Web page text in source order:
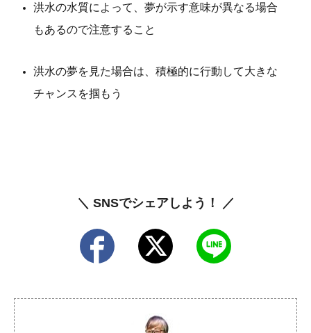
洪水の水質によって、夢が示す意味が異なる場合
もあるので注意すること
洪水の夢を見た場合は、積極的に行動して大きな
チャンスを掴もう
＼ SNSでシェアしよう！ ／